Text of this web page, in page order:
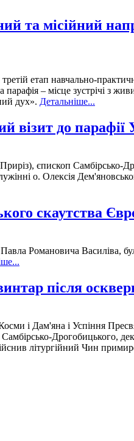
та місійний
етап навчально-
– місце зустрічі з
дух». Детальніше...
візит до
єпископ
о. Олексія
скаутства
Павла Романовича
після
і Дам'яна і Успіння
Дрогобицького,
літургійний Чин